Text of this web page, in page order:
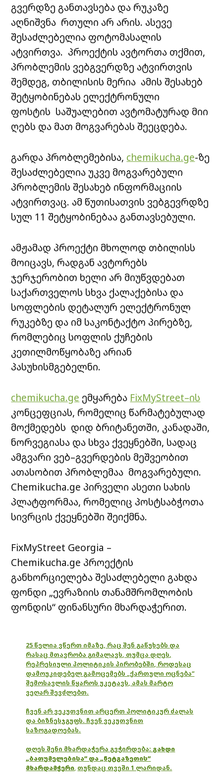
გვერდზე განთავსება და რუკაზე
აღნიშვნა რთული არ არის. ასევე
შესაძლებელია ფოტომასალის
ატვირთვა. პროექტის ავტორთა თქმით,
პრობლემის ვებგვერდზე ატვირთვის
შემდეგ, თბილისის მერია ამის შესახებ
შეტყობინებას ელექტრონული
ფოსტის საშუალებით ავტომატურად მიი
ღებს და მათ მოგვარებას შეეცდება.
გარდა პრობლემებისა, chemikucha.ge-ზე
შესაძლებელია უკვე მოგვარებული
პრობლემის შესახებ ინფორმაციის
ატვირთვაც. ამ წუთისათვის ვებგევრდზე
სულ 11 შეტყობინებაა განთავსებული.
ამჟამად პროექტი მხოლოდ თბილისს
მოიცავს, რადგან ავტორებს
ჯერჯერობით ხელი არ მიუწვდებათ
საქართველოს სხვა ქალაქებისა და
სოფლების დეტალურ ელექტრონულ
რუკებზე და იმ საკონტაქტო პირებზე,
რომლებიც სოფლის ქუჩების
კეთილმოწყობაზე არიან
პასუხისმგებელნი.
chemikucha.ge ემყარება FixMyStreet–ის
კონცეფციას, რომელიც წარმატებულად
მოქმედებს დიდ ბრიტანეთში, კანადაში,
ნორვეგიასა და სხვა ქვეყნებში, სადაც
ამგვარი ვებ–გვერდების მეშვეობით
ათასობით პრობლემაა მოგვარებული.
Chemikucha.ge პირველი ასეთი სახის
პლატფორმაა, რომელიც პოსტსაბჭოთა
სივრცის ქვეყნებში შეიქმნა.
FixMyStreet Georgia –
Chemikucha.ge პროექტის
განხორციელება შესაძლებელი გახდა
ფონდი „ევრაზიის თანამშრომლობის
ფონდის“ ფინანსური მხარდაჭერით.
25 წელია ვწერთ იმაზე, რაც შენ გაწუხებს და
რასაც მთავრობა გიმალავს, თუმცა დღეს,
რეპრესიული პოლიტიკის პირობებში, როდესაც
დამოუკიდებელ გამოცემებს „ქართული ოცნება“
შემოსავლის წყაროს უკეტავს, ამას მარტო
ვეღარ შევძლებთ.
ჩვენ არ ვეკუთვნით არცერთ პოლიტიკურ ძალას
და ბიზნესჯგუფს. ჩვენ ვეკუთვნით
საზოგადოებას.
დღეს შენი მხარდაჭერა გვჭირდება: გახდი
„ბათუმელებისა“ და „ნეტგაზეთის“
მხარდამჭერი, თუნდაც თვეში 1 ლარიდან.